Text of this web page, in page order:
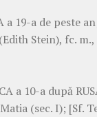
a 19-a de peste
Stein), fc.
a 10-a după
(sec. I); [Sf.